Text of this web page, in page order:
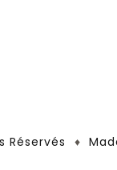
Réservés ♦